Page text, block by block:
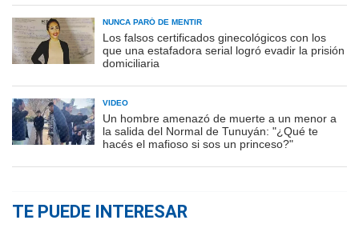
NUNCA PARÓ DE MENTIR
Los falsos certificados ginecológicos con los
que una estafadora serial logró evadir la prisión
domiciliaria
VIDEO
Un hombre amenazó de muerte a un menor a
la salida del Normal de Tunuyán: "¿Qué te
hacés el mafioso si sos un princeso?"
TE PUEDE INTERESAR